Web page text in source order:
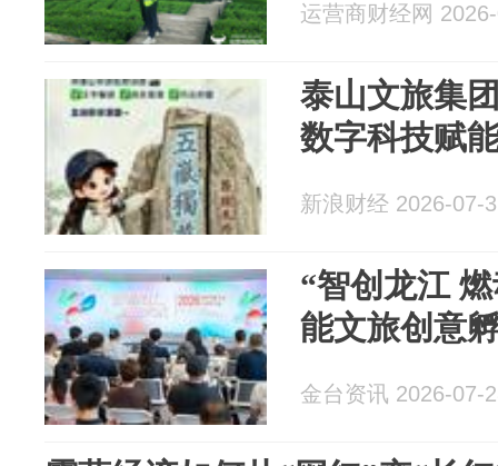
运营商财经网
泰山文旅集
数字科技赋
新浪财经 2026-07-
“智创龙江
能文旅创意
金台资讯 2026-07-